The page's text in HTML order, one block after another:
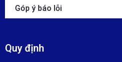
Góp ý báo lỗi
Quy định